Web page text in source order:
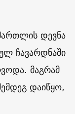
დევნა
ჩავარდნაში
მაგრამ
დაიწყო,